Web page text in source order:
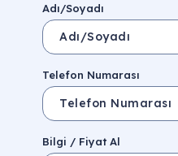
Adı/Soyadı
Telefon Numarası
Bilgi / Fiyat Al